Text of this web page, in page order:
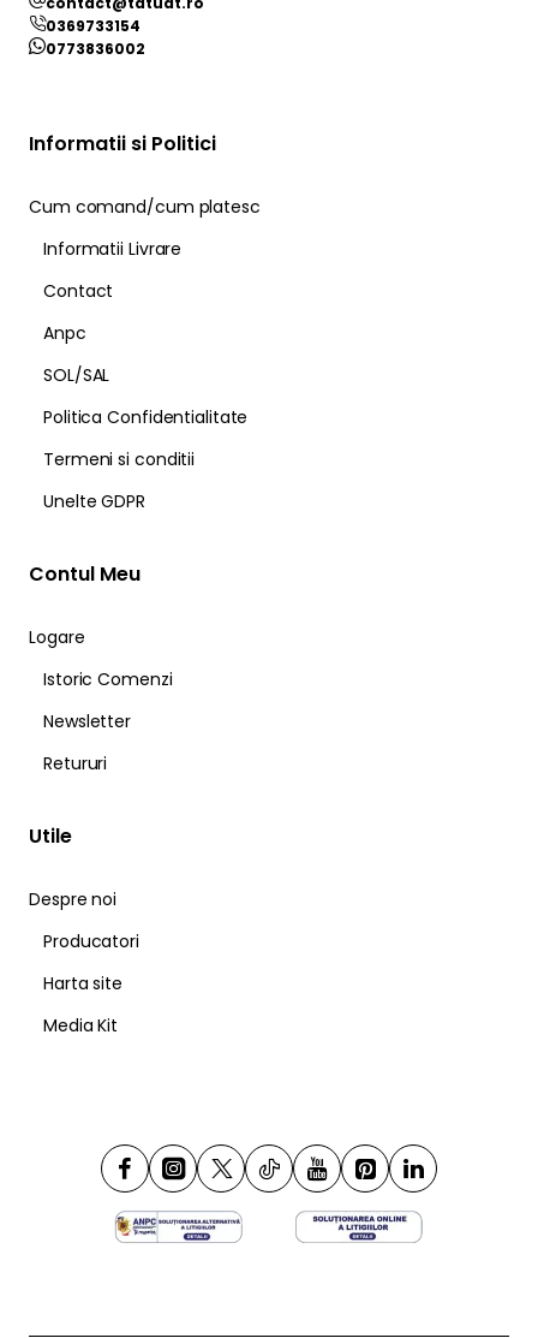
0369733154
0773836002
Informatii si Politici
Cum comand/cum platesc
Informatii Livrare
Contact
Anpc
SOL/SAL
Politica Confidentialitate
Termeni si conditii
Unelte GDPR
Contul Meu
Logare
Istoric Comenzi
Newsletter
Retururi
Utile
Despre noi
Producatori
Harta site
Media Kit